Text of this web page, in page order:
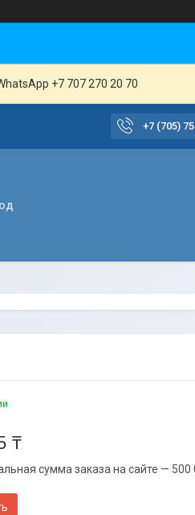
+7 707 270 20 70
+7 (705)
₸
сумма заказа на сайте — 500